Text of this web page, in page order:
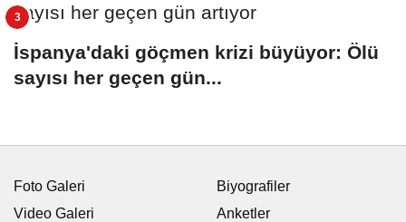
İspanya'daki göçmen krizi büyüyor: Ölü
sayısı her geçen gün...
Foto Galeri
Video Galeri
Biyografiler
Anketler